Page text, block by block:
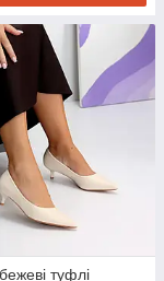
туфлі